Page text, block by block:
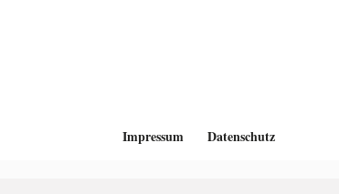
Impressum Datenschutz